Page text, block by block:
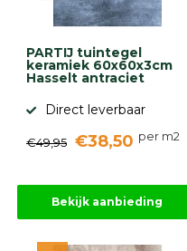
Straatklinkers
Opsluitbanden
Betonbanden
Palissades
Halfverharding
Afwatering
diversen
PARTIJ tuintegel
keramiek 60x60x3cm
Hasselt antraciet
Direct leverbaar
€49,95 €38,50 per m2
Bekijk aanbieding